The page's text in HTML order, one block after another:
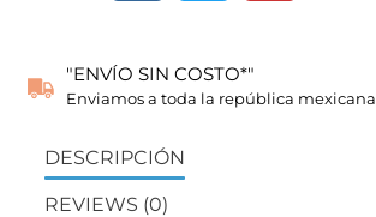
"ENVÍO SIN COSTO*"
Enviamos a toda la república mexicana
DESCRIPCIÓN
REVIEWS (0)